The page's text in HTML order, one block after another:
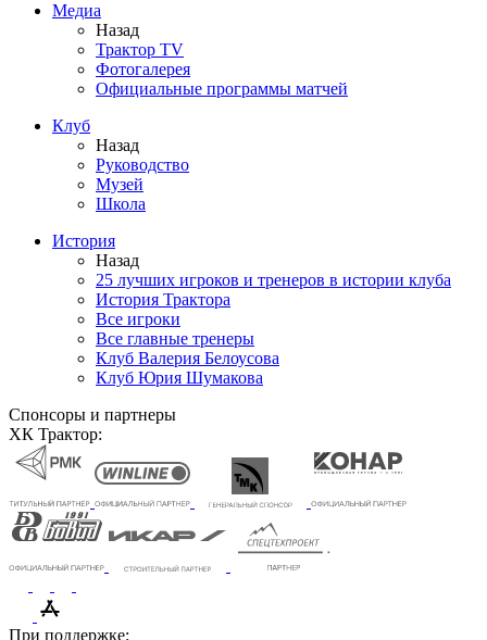
Медиа
Назад
Трактор TV
Фотогалерея
Официальные программы матчей
Клуб
Назад
Руководство
Музей
Школа
История
Назад
25 лучших игроков и тренеров в истории клуба
История Трактора
Все игроки
Все главные тренеры
Клуб Валерия Белоусова
Клуб Юрия Шумакова
Спонсоры и партнеры
ХК Трактор:
При поддержке: